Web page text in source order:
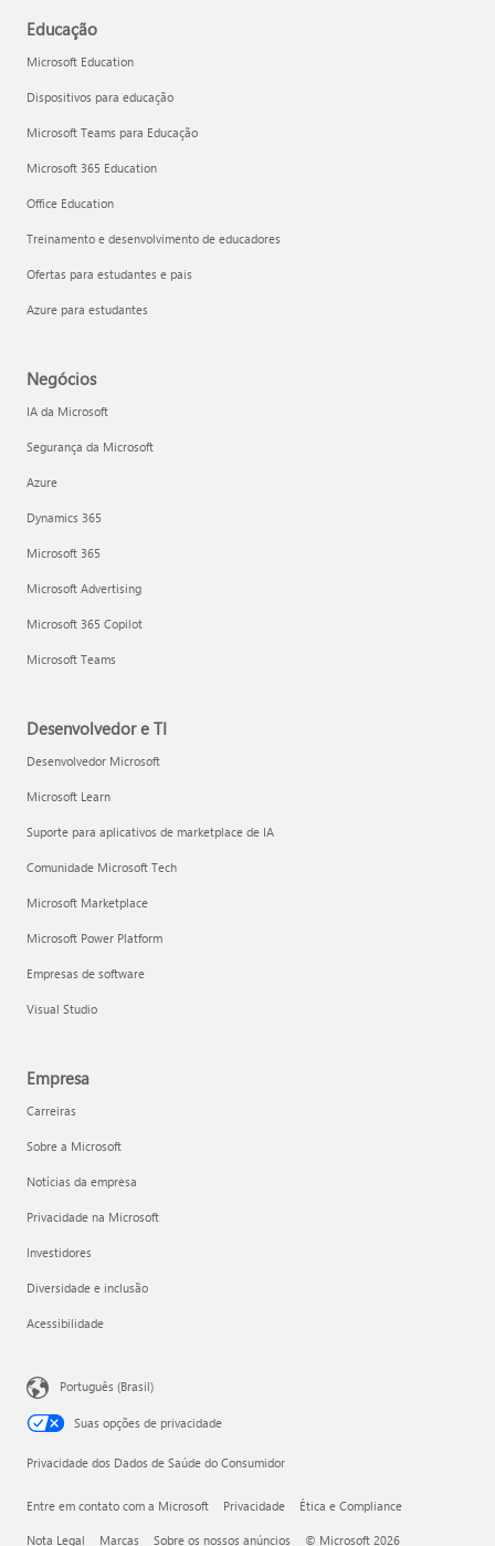
Educação
Microsoft Education
Dispositivos para educação
Microsoft Teams para Educação
Microsoft 365 Education
Office Education
Treinamento e desenvolvimento de educadores
Ofertas para estudantes e pais
Azure para estudantes
Negócios
IA da Microsoft
Segurança da Microsoft
Azure
Dynamics 365
Microsoft 365
Microsoft Advertising
Microsoft 365 Copilot
Microsoft Teams
Desenvolvedor e TI
Desenvolvedor Microsoft
Microsoft Learn
Suporte para aplicativos de marketplace de IA
Comunidade Microsoft Tech
Microsoft Marketplace
Microsoft Power Platform
Empresas de software
Visual Studio
Empresa
Carreiras
Sobre a Microsoft
Notícias da empresa
Privacidade na Microsoft
Investidores
Diversidade e inclusão
Acessibilidade
Português (Brasil)
Suas opções de privacidade
Privacidade dos Dados de Saúde do Consumidor
Entre em contato com a Microsoft Privacidade Ética e Compliance
Nota Legal Marcas Sobre os nossos anúncios © Microsoft 2026